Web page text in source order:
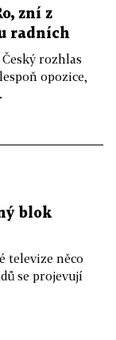
zní z
radních
rozhlas
opozice,
blok
televize něco
se projevují